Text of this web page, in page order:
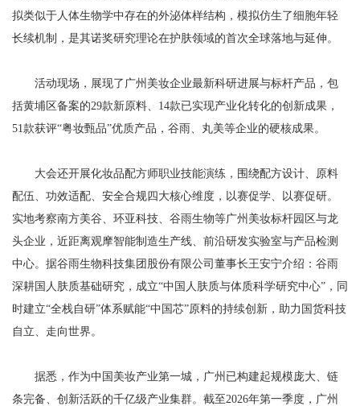
拟类似于人体生物学中存在的外泌体样结构，模拟仿生了细胞年轻
长续机制，是其诺奖研究理论在护肤领域的首次全球落地与延伸。
活动现场，展现了广州美妆企业最新科研进展与标杆产品，包
括黄埔区备案的29款新原料、14款已实现产业化转化的创新成果，
51款获评“粤妆甄品”优质产品，谷雨、丸美等企业的硬核成果。
大会还开展化妆品配方师职业技能演练，围绕配方设计、原料
配伍、功效适配、安全合规四大核心维度，以赛促学、以赛促研。
实地考察南方美谷、环亚科技、谷雨生物等广州美妆标杆园区与龙
头企业，近距离观摩智能制造生产线、前沿研发实验室与产品检测
中心。据谷雨生物科技集团股份有限公司董事长王安宁介绍：谷雨
深耕国人肤质基础研究，成立“中国人肤质与体质科学研究中心”，同
时建立“全栈自研”体系赋能“中国芯”原料的持续创新，助力国货科技
自立、走向世界。
据悉，作为中国美妆产业第一城，广州已构建起规模庞大、链
条完备、创新活跃的千亿级产业集群。截至2026年第一季度，广州